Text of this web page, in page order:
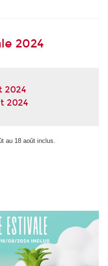
2024
2024
2024
au 18 août inclus.